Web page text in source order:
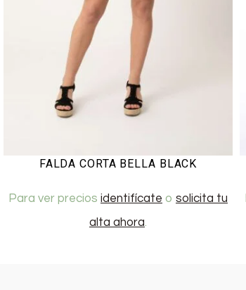
FALDA CORTA BELLA BLACK
Para ver precios identifícate o solicita tu
alta ahora.